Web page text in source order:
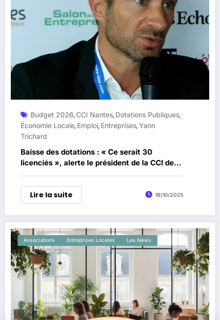
Budget 2026, CCI Nantes, Dotations Publiques,
Économie Locale, Emploi, Entreprises,Yann
Trichard
Baisse des dotations : « Ce serait 30
licenciés », alerte le président de la CCI de
Nantes
Lire la suite 19/10/2025
Associations Entreprises Locales Les News